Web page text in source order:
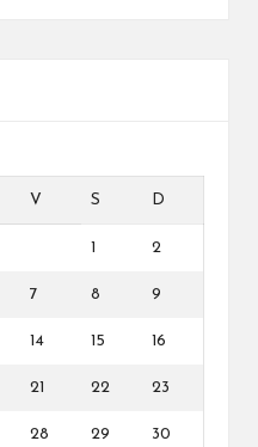
V S D
2
7 8 9
14 15 16
21 22 23
28 29 30